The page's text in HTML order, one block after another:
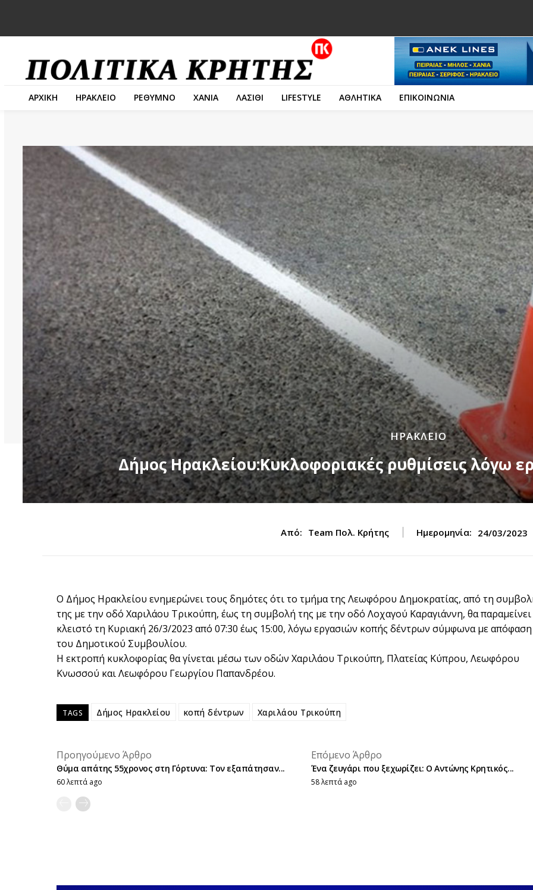
ΑΡΧΙΚΗ ΗΡΑΚΛΕΙΟ ΡΕΘΥΜΝΟ ΧΑΝΙΑ ΛΑΣΙΘΙ LIFESTYLE ΑΘΛΗΤΙΚΑ ΕΠΙΚΟΙΝΩΝΙΑ
ΗΡΑΚΛΕΙΟ
Δήμος Ηρακλείου:Κυκλοφοριακές ρυθμίσεις λόγω
Από: Team Πολ. Κρήτης Ημερομηνία: 24/03/2023
Ο Δήμος Ηρακλείου ενημερώνει τους δημότες ότι το τμήμα της Λεωφόρου Δημοκρατίας, από τη
της με την οδό Χαριλάου Τρικούπη, έως τη συμβολή της με την οδό Λοχαγού Καραγιάννη, θα παραμείνει
κλειστό τη Κυριακή 26/3/2023 από 07:30 έως 15:00, λόγω εργασιών κοπής δέντρων σύμφωνα με απόφαση
του Δημοτικού Συμβουλίου.
Η εκτροπή κυκλοφορίας θα γίνεται μέσω των οδών Χαριλάου Τρικούπη, Πλατείας Κύπρου, Λεωφόρου
Κνωσσού και Λεωφόρου Γεωργίου Παπανδρέου.
TAGS Δήμος Ηρακλείου κοπή δέντρων Χαριλάου Τρικούπη
Προηγούμενο Άρθρο placeholder text
Επόμενο Άρθρο
Θύμα απάτης 55χρονος στη Γόρτυνα: Τον εξαπάτησαν...
60 λεπτά ago
Ένα ζευγάρι που ξεχωρίζει: Ο Αντώνης Κρητικός...
58 λεπτά ago